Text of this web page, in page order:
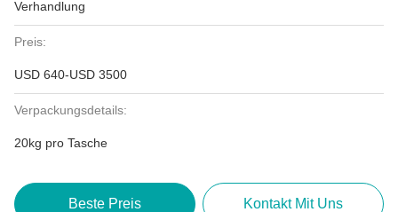
Verhandlung
Preis:
USD 640-USD 3500
Verpackungsdetails:
20kg pro Tasche
Beste Preis Kontakt Mit Uns